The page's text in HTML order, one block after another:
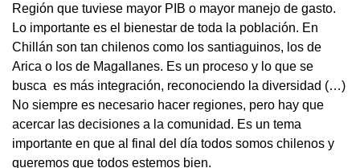
Región que tuviese mayor PIB o mayor manejo de gasto.
Lo importante es el bienestar de toda la población. En
Chillán son tan chilenos como los santiaguinos, los de
Arica o los de Magallanes. Es un proceso y lo que se
busca es más integración, reconociendo la diversidad (…)
No siempre es necesario hacer regiones, pero hay que
acercar las decisiones a la comunidad. Es un tema
importante en que al final del día todos somos chilenos y
queremos que todos estemos bien.